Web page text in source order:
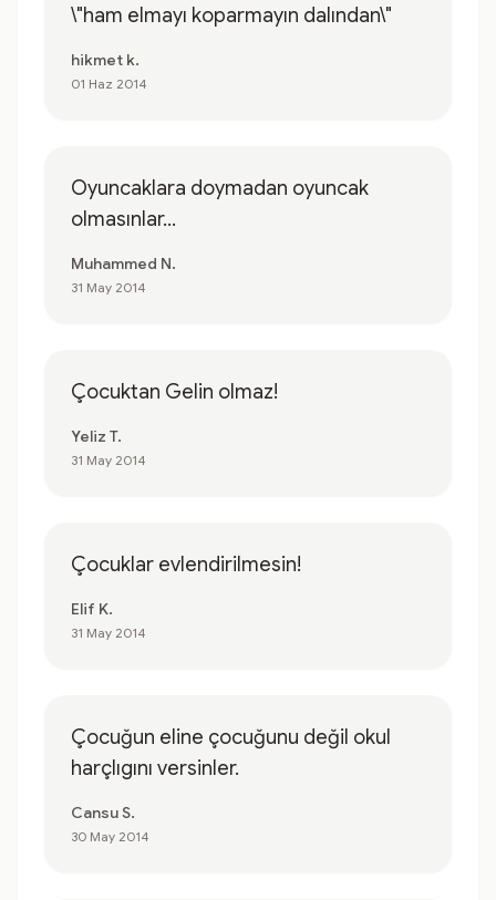
\"ham elmayı koparmayın dalından\"
hikmet k.
01 Haz 2014
Oyuncaklara doymadan oyuncak
olmasınlar...
Muhammed N.
31 May 2014
Çocuktan Gelin olmaz!
Yeliz T.
31 May 2014
Çocuklar evlendirilmesin!
Elif K.
31 May 2014
Çocuğun eline çocuğunu değil okul
harçlıgını versinler.
Cansu S.
30 May 2014